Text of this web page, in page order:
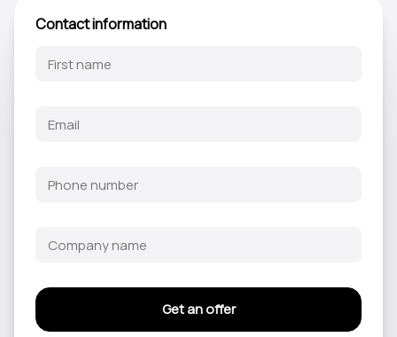
Contact information
Get an offer